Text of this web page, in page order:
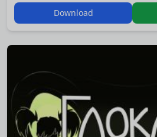
К сожалению, в твоём городке
во всех этих существ. А иногда так
они не правы…
В поисках чёрного пламени
—
фэнтези-квест с
упором на атмосферное
Download